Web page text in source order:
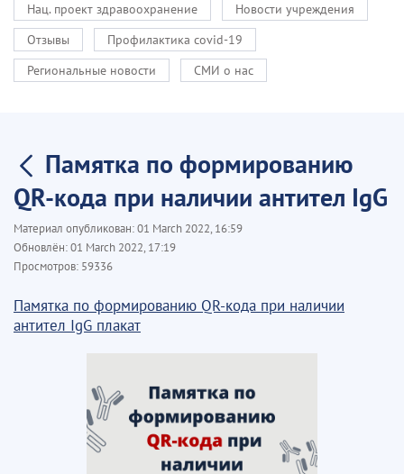
Нац. проект здравоохранение
Новости учреждения
Отзывы
Профилактика covid-19
Региональные новости
СМИ о нас
Памятка по формированию
QR-кода при наличии антител IgG
Материал опубликован:01 March 2022, 16:59
Обновлён:01 March 2022, 17:19
Просмотров: 59336
Памятка по формированию QR-кода при наличии
антител IgG плакат